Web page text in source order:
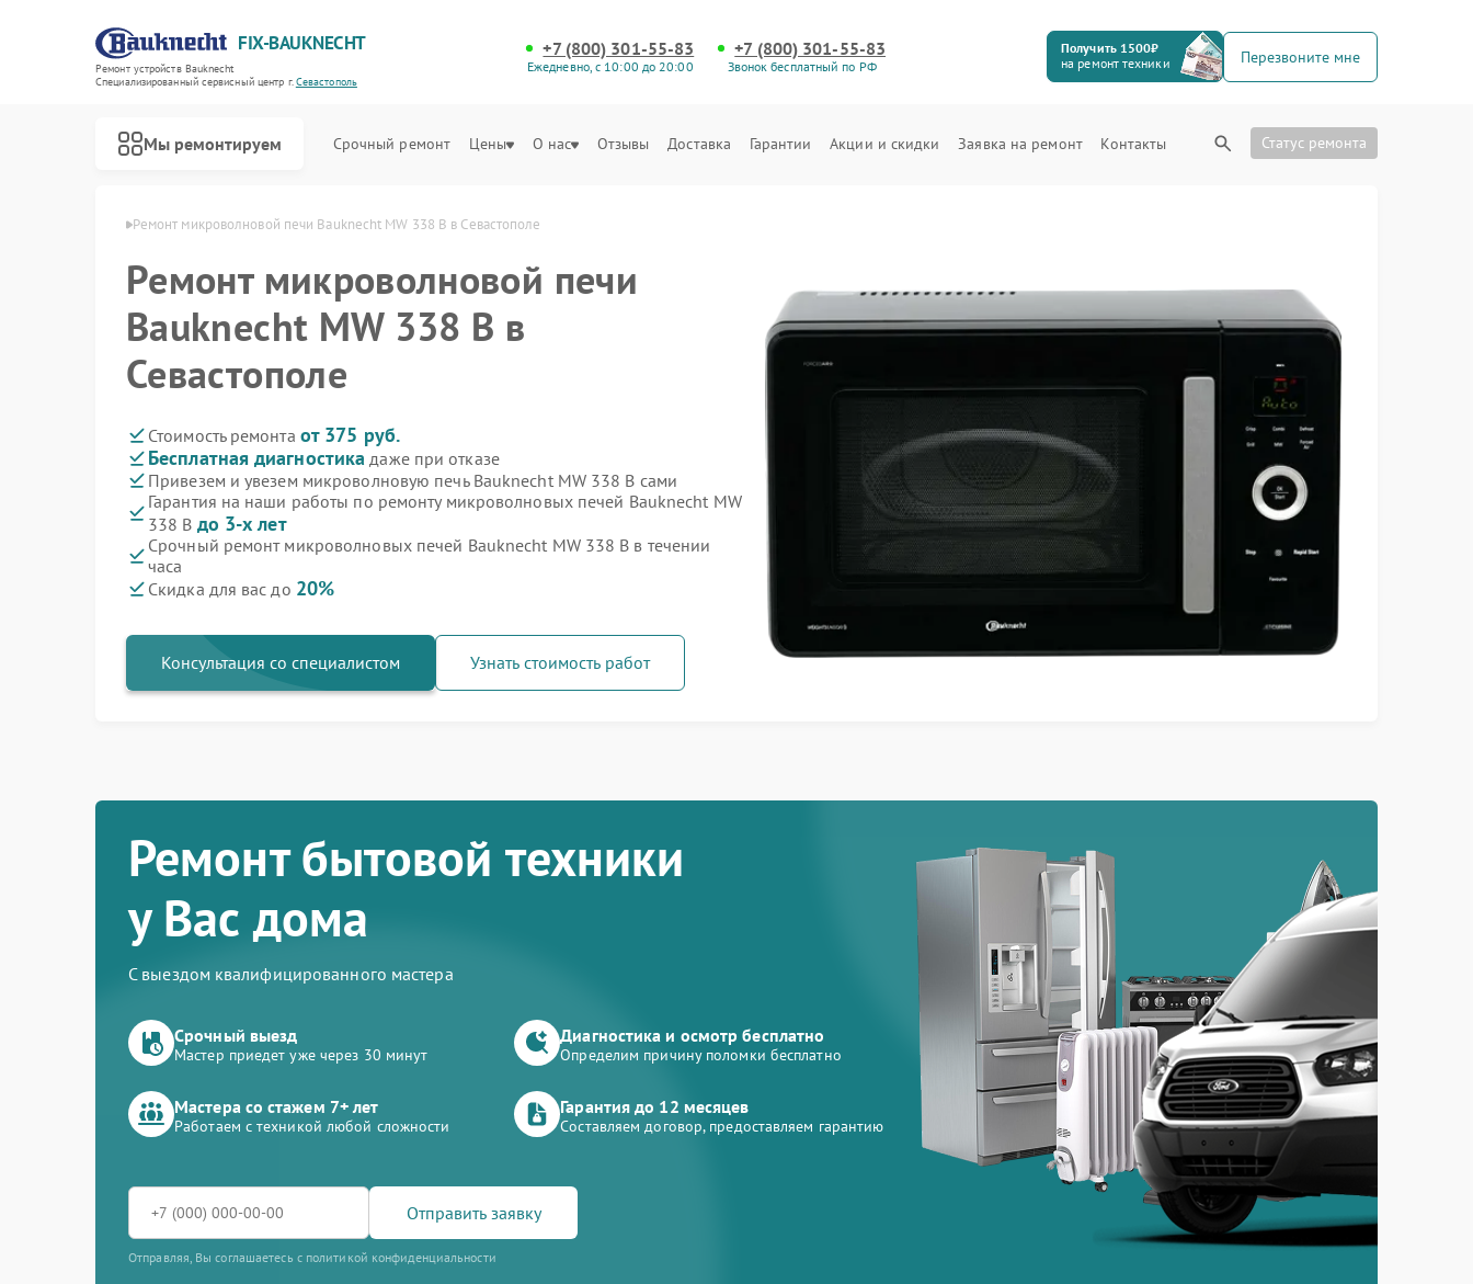
FIX-BAUKNECHT
Ремонт устройств Bauknecht
Специализированный cервисный центр г.Севастополь
+7 (800) 301-55-83
Ежедневно, с 10:00 до 20:00
+7 (800) 301-55-83
Звонок бесплатный по РФ
Получить 1500₽
на ремонт техники
Перезвоните мне
Мы ремонтируем Срочный ремонт Цены О нас Отзывы Доставка Гарантии Акции и скидки Заявка на ремонт Контакты Статус ремонта
Ремонт микроволновой печи Bauknecht MW 338 B в Севастополе
Ремонт микроволновой печи
Bauknecht MW 338 B в
Севастополе
Стоимость ремонта от 375 руб.
Бесплатная диагностика даже при отказе
Привезем и увезем микроволновую печь Bauknecht MW 338 B сами
Гарантия на наши работы по ремонту микроволновых печей Bauknecht MW
338 B до 3-х лет
Срочный ремонт микроволновых печей Bauknecht MW 338 B в течении
часа
Скидка для вас до 20%
Консультация со специалистом Узнать стоимость работ
Ремонт бытовой техники
у Вас дома
С выездом квалифицированного мастера
Срочный выезд
Мастер приедет уже через 30 минут
Диагностика и осмотр бесплатно
Определим причину поломки бесплатно
Мастера со стажем 7+ лет
Работаем с техникой любой сложности
Гарантия до 12 месяцев
Составляем договор, предоставляем гарантию
Отправить заявку
Отправляя, Вы соглашаетесь с политикой конфиденциальности